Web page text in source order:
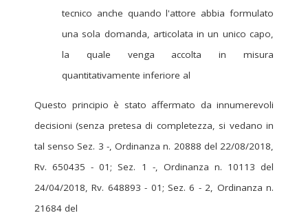
tecnico anche quando l'attore abbia formulato
una sola domanda, articolata in un unico capo,
la quale venga accolta in misura
quantitativamente inferiore al
Questo principio è stato affermato da innumerevoli
decisioni (senza pretesa di completezza, si vedano in
tal senso Sez. 3 -, Ordinanza n. 20888 del 22/08/2018,
Rv. 650435 - 01; Sez. 1 -, Ordinanza n. 10113 del
24/04/2018, Rv. 648893 - 01; Sez. 6 - 2, Ordinanza n.
21684 del